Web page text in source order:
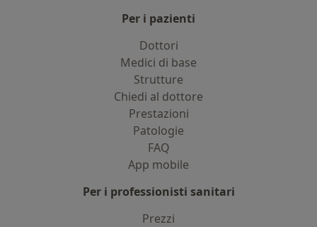
Per i pazienti
Dottori
Medici di base
Strutture
Chiedi al dottore
Prestazioni
Patologie
FAQ
App mobile
Per i professionisti sanitari
Prezzi